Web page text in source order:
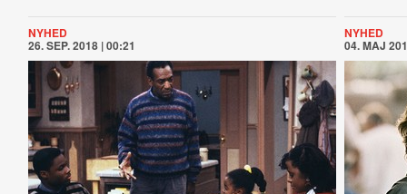
NYHED
26. SEP. 2018 | 00:21
NYHED
04. MAJ